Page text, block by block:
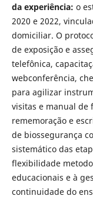
da experiência: o
2020 e 2022,
domiciliar. O
de exposição e
telefônica,
webconferência,
para agilizar
visitas e manual de
rememoração e
de biossegurança
sistemático das
flexibilidade
educacionais e à
continuidade do